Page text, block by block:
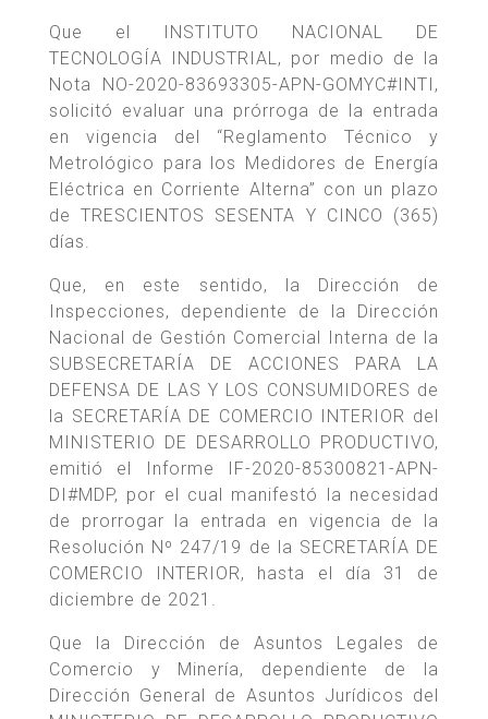
Que el INSTITUTO NACIONAL DE
TECNOLOGÍA INDUSTRIAL, por medio de la
Nota NO-2020-83693305-APN-GOMYC#INTI,
solicitó evaluar una prórroga de la entrada
en vigencia del “Reglamento Técnico y
Metrológico para los Medidores de Energía
Eléctrica en Corriente Alterna” con un plazo
de TRESCIENTOS SESENTA Y CINCO (365)
días.
Que, en este sentido, la Dirección de
Inspecciones, dependiente de la Dirección
Nacional de Gestión Comercial Interna de la
SUBSECRETARÍA DE ACCIONES PARA LA
DEFENSA DE LAS Y LOS CONSUMIDORES de
la SECRETARÍA DE COMERCIO INTERIOR del
MINISTERIO DE DESARROLLO PRODUCTIVO,
emitió el Informe IF-2020-85300821-APN-
DI#MDP, por el cual manifestó la necesidad
de prorrogar la entrada en vigencia de la
Resolución Nº 247/19 de la SECRETARÍA DE
COMERCIO INTERIOR, hasta el día 31 de
diciembre de 2021.
Que la Dirección de Asuntos Legales de
Comercio y Minería, dependiente de la
Dirección General de Asuntos Jurídicos del